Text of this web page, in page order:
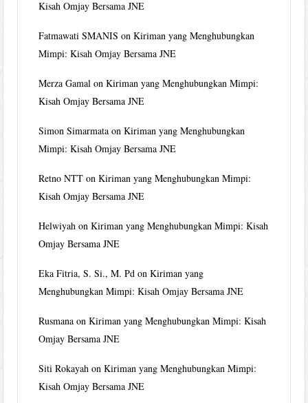
Kisah Omjay Bersama JNE
Fatmawati SMANIS onKiriman yang Menghubungkan
Mimpi: Kisah Omjay Bersama JNE
Merza Gamal onKiriman yang Menghubungkan Mimpi:
Kisah Omjay Bersama JNE
Simon Simarmata onKiriman yang Menghubungkan
Mimpi: Kisah Omjay Bersama JNE
Retno NTT onKiriman yang Menghubungkan Mimpi:
Kisah Omjay Bersama JNE
Helwiyah onKiriman yang Menghubungkan Mimpi: Kisah
Omjay Bersama JNE
Eka Fitria, S. Si., M. Pd onKiriman yang
Menghubungkan Mimpi: Kisah Omjay Bersama JNE
Rusmana onKiriman yang Menghubungkan Mimpi: Kisah
Omjay Bersama JNE
Siti Rokayah onKiriman yang Menghubungkan Mimpi:
Kisah Omjay Bersama JNE